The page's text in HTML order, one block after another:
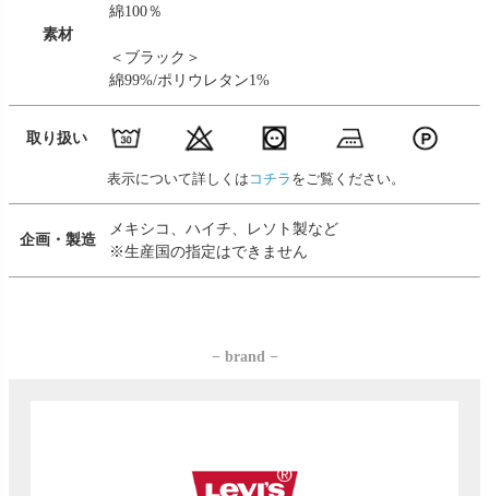
素材
綿100％
＜ブラック＞
綿99%/ポリウレタン1%
取り扱い
表示について詳しくは コチラ をご覧ください。
企画・製造
メキシコ、ハイチ、レソト製など
※生産国の指定はできません
− brand −